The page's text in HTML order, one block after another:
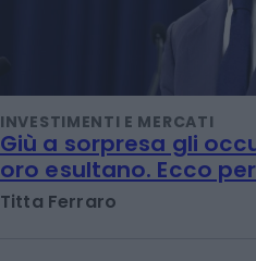
INVESTIMENTI E MERCATI
Giù a sorpresa gli
oro esultano. Ecco
Titta Ferraro